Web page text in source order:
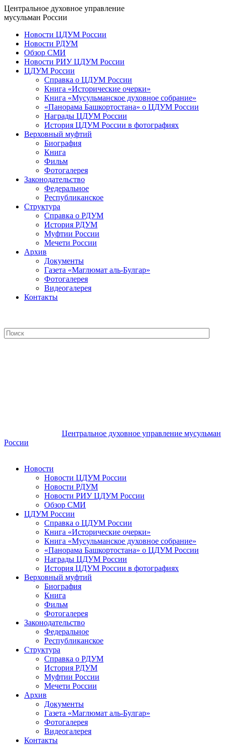
Центральное духовное управление
мусульман России
Новости ЦДУМ России
Новости РДУМ
Обзор СМИ
Новости РИУ ЦДУМ России
ЦДУМ России
Справка о ЦДУМ России
Книга «Исторические очерки»
Книга «Мусульманское духовное собрание»
«Панорама Башкортостана» о ЦДУМ России
Награды ЦДУМ России
История ЦДУМ России в фотографиях
Верховный муфтий
Биография
Книга
Фильм
Фотогалерея
Законодательство
Федеральное
Республиканское
Структура
Справка о РДУМ
История РДУМ
Муфтии России
Мечети России
Архив
Документы
Газета «Маглюмат аль-Булгар»
Фотогалерея
Видеогалерея
Контакты
Центральное духовное управление мусульман
России
Новости
Новости ЦДУМ России
Новости РДУМ
Новости РИУ ЦДУМ России
Обзор СМИ
ЦДУМ России
Справка о ЦДУМ России
Книга «Исторические очерки»
Книга «Мусульманское духовное собрание»
«Панорама Башкортостана» о ЦДУМ России
Награды ЦДУМ России
История ЦДУМ России в фотографиях
Верховный муфтий
Биография
Книга
Фильм
Фотогалерея
Законодательство
Федеральное
Республиканское
Структура
Справка о РДУМ
История РДУМ
Муфтии России
Мечети России
Архив
Документы
Газета «Маглюмат аль-Булгар»
Фотогалерея
Видеогалерея
Контакты